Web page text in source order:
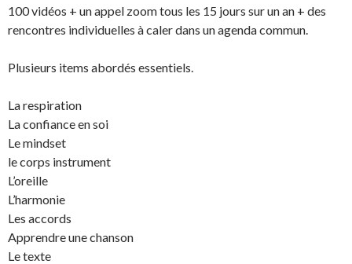
100 vidéos + un appel zoom tous les 15 jours sur un an + des
rencontres individuelles à caler dans un agenda commun.
Plusieurs items abordés essentiels.
La respiration
La confiance en soi
Le mindset
le corps instrument
L’oreille
L’harmonie
Les accords
Apprendre une chanson
Le texte